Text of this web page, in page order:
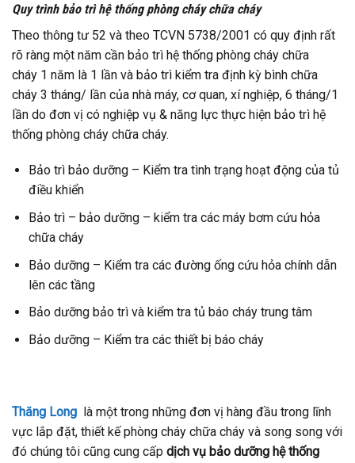
Quy trình bảo trì hệ thống phòng cháy chữa cháy
Theo thông tư 52 và theo TCVN 5738/2001 có quy định rất
rõ ràng một năm cần bảo trì hệ thống phòng cháy chữa
cháy 1 năm là 1 lần và bảo trì kiểm tra định kỳ bình chữa
cháy 3 tháng/ lần của nhà máy, cơ quan, xí nghiệp, 6 tháng/1
lần do đơn vị có nghiệp vụ & năng lực thực hiện bảo trì hệ
thống phòng cháy chữa cháy.
Bảo trì bảo dưỡng – Kiểm tra tình trạng hoạt động của tủ
điều khiển
Bảo trì – bảo dưỡng – kiểm tra các máy bơm cứu hỏa
chữa cháy
Bảo dưỡng – Kiểm tra các đường ống cứu hỏa chính dẫn
lên các tầng
Bảo dưỡng bảo trì và kiểm tra tủ báo cháy trung tâm
Bảo dưỡng – Kiểm tra các thiết bị báo cháy
Thăng Long
là một trong những đơn vị hàng đầu trong lĩnh
vực lắp đặt, thiết kế phòng cháy chữa cháy và song song với
đó chúng tôi cũng cung cấp dịch vụ bảo dưỡng hệ thống